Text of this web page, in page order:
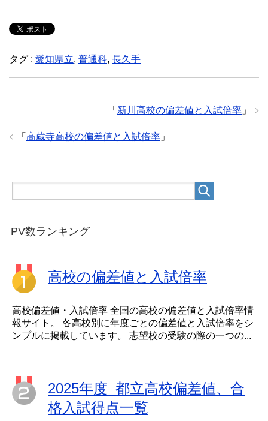
タグ : 愛知県立, 普通科, 長久手
「 新川高校の偏差値と入試倍率 」
「 高蔵寺高校の偏差値と入試倍率 」
PV数ランキング
高校の偏差値と入試倍率
高校偏差値・入試倍率 全国の高校の偏差値と入試倍率情
報サイト。 各高校別に年度ごとの偏差値と入試倍率をシ
ンプルに掲載しています。 志望校の受験の際の一つの...
2025年度_都立高校偏差値、合
格入試得点一覧